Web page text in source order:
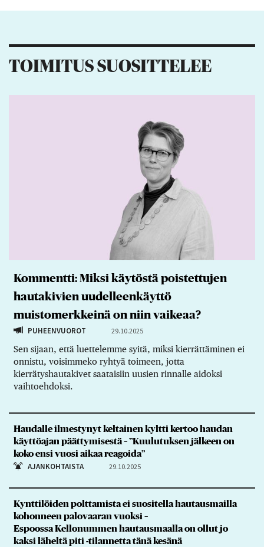
TOIMITUS SUOSITTELEE
Kommentti: Miksi käytöstä poistettujen
hautakivien uudelleenkäyttö
muistomerkkeinä on niin vaikeaa?
PUHEENVUOROT 29.10.2025
Sen sijaan, että luettelemme syitä, miksi kierrättäminen ei
onnistu, voisimmeko ryhtyä toimeen, jotta
kierrätyshautakivet saataisiin uusien rinnalle aidoksi
vaihtoehdoksi.
Haudalle ilmestynyt keltainen kyltti kertoo haudan
käyttöajan päättymisestä – ”Kuulutuksen jälkeen on
koko ensi vuosi aikaa reagoida”
AJANKOHTAISTA 29.10.2025
Kynttilöiden polttamista ei suositella hautausmailla
kohonneen palovaaran vuoksi –
Espoossa Kellonummen hautausmaalla on ollut jo
kaksi läheltä piti -tilannetta tänä kesänä